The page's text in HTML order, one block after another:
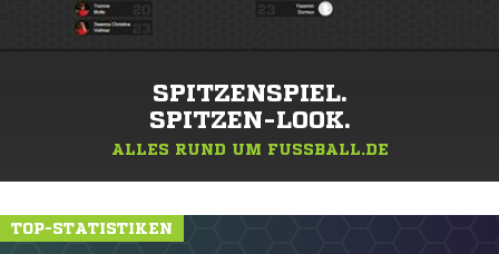
SPITZENSPIEL.
SPITZEN-LOOK.
ALLES RUND UM FUSSBALL.DE
TOP-STATISTIKEN